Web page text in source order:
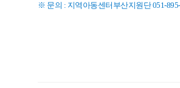
※ 문의 : 지역아동센터부산지원단 051-